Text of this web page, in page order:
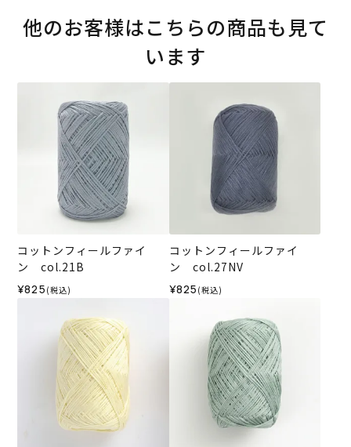
他のお客様はこちらの商品も見て
います
コットンフィールファイ
ン col.21B
¥825 (税込)
コットンフィールファイ
ン col.27NV
¥825 (税込)